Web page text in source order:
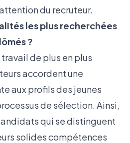
du recruteur.
les plus recherchées
?
de plus en plus
accordent une
aux profils des jeunes
de sélection. Ainsi,
qui se distinguent
solides compétences